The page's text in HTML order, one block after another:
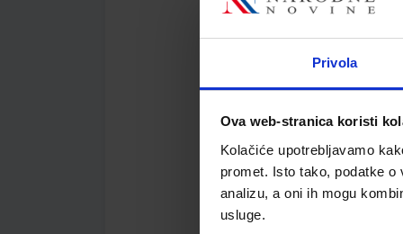
Privola
Ova web-stranica koristi
Kolačiće upotrebljavamo
promet. Isto tako, podatke
analizu, a oni ih mogu
usluge.